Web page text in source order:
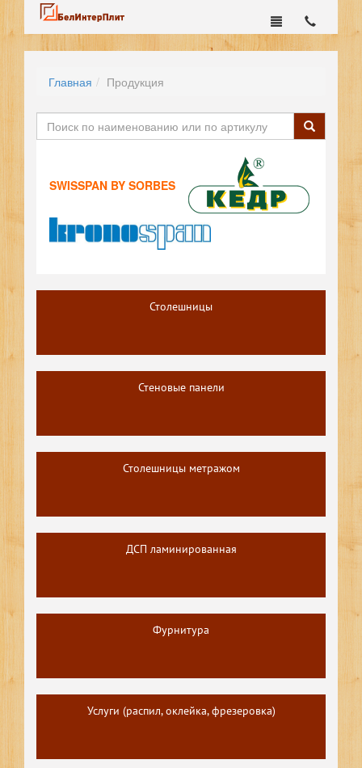
Главная Продукция
SWISSPAN BY SORBES
Столешницы
Стеновые панели
Столешницы метражом
ДСП ламинированная
Фурнитура
Услуги (распил, оклейка, фрезеровка)